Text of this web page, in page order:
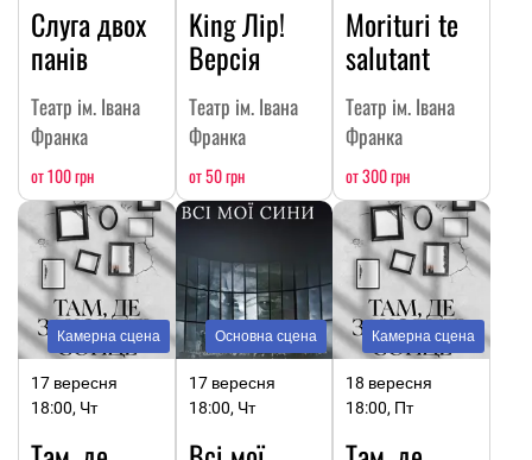
Слуга двох
панів
Театр ім. Івана
Франка
от 100 грн
King Лір!
Версія
Театр ім. Івана
Франка
от 50 грн
Morituri te
salutant
Театр ім. Івана
Франка
от 300 грн
Камерна сцена
17 вересня
18:00, Чт
Основна сцена
17 вересня
18:00, Чт
Камерна сцена
18 вересня
18:00, Пт